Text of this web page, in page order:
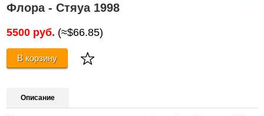
Флора - Стяуа 1998
5500 руб. (≈$66.85)
В корзину
Описание